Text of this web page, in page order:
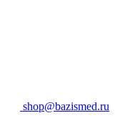
shop@bazismed.ru